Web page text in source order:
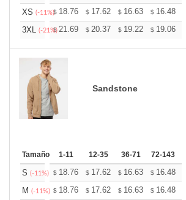
XS (-11%)$ 18.76 $ 17.62 $ 16.63 $ 16.48
3XL (-21%)
$21.69 $ 20.37 $ 19.22 $ 19.06
Sandstone
Tamaño 1-11 12-35 36-71 72-143
S (-11%) $ 18.76 $ 17.62 $ 16.63 $ 16.48
M (-11%) $ 18.76 $ 17.62 $ 16.63 $ 16.48